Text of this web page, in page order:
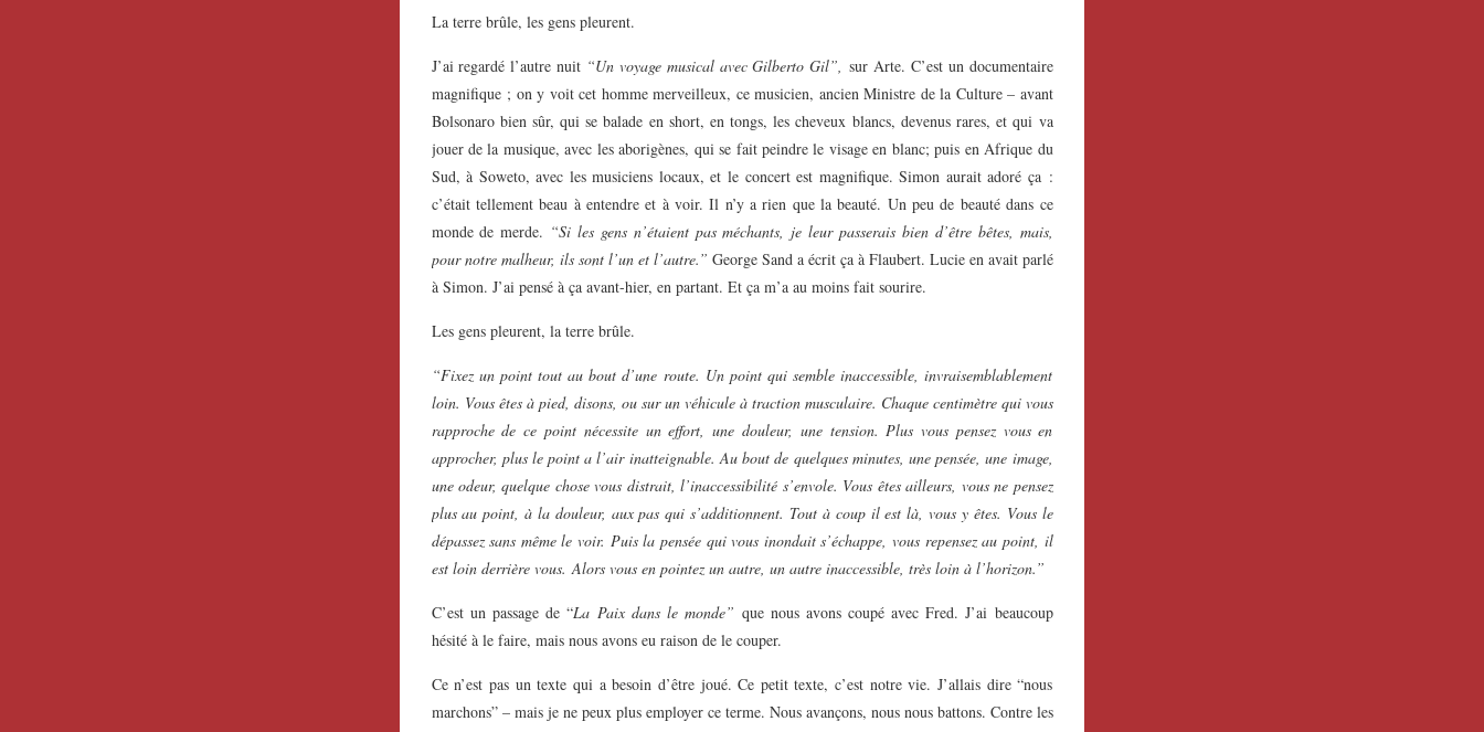
La terre brûle, les gens pleurent.
J’ai regardé l’autre nuit “Un voyage musical avec Gilberto Gil”,sur Arte. C’est un documentaire
magnifique ; on y voit cet homme merveilleux, ce musicien, ancien Ministre de la Culture – avant
Bolsonaro bien sûr, qui se balade en short, en tongs, les cheveux blancs, devenus rares, et qui va
jouer de la musique, avec les aborigènes, qui se fait peindre le visage en blanc; puis en Afrique du
Sud, à Soweto, avec les musiciens locaux, et le concert est magnifique. Simon aurait adoré ça :
c’était tellement beau à entendre et à voir. Il n’y a rien que la beauté. Un peu de beauté dans ce
monde de merde. “Si les gens n’étaient pas méchants, je leur passerais bien d’être bêtes, mais,
pour notre malheur, ils sont l’un et l’autre.” George Sand a écrit ça à Flaubert. Lucie en avait parlé
à Simon. J’ai pensé à ça avant-hier, en partant. Et ça m’a au moins fait sourire.
Les gens pleurent, la terre brûle.
“Fixez un point tout au bout d’une route. Un point qui semble inaccessible, invraisemblablement
loin. Vous êtes à pied, disons, ou sur un véhicule à traction musculaire. Chaque centimètre qui vous
rapproche de ce point nécessite un effort, une douleur, une tension. Plus vous pensez vous en
approcher, plus le point a l’air inatteignable. Au bout de quelques minutes, une pensée, une image,
une odeur, quelque chose vous distrait, l’inaccessibilité s’envole. Vous êtes ailleurs, vous ne pensez
plus au point, à la douleur, aux pas qui s’additionnent. Tout à coup il est là, vous y êtes. Vous le
dépassez sans même le voir. Puis la pensée qui vous inondait s’échappe, vous repensez au point, il
est loin derrière vous.Alors vous en pointez un autre, un autre inaccessible, très loin à l’horizon.”
C’est un passage de “La Paix dans le monde”que nous avons coupé avec Fred. J’ai beaucoup
hésité à le faire, mais nous avons eu raison de le couper.
Ce n’est pas un texte qui a besoin d’être joué. Ce petit texte, c’est notre vie. J’allais dire “nous
marchons” – mais je ne peux plus employer ce terme. Nous avançons, nous nous battons. Contre les